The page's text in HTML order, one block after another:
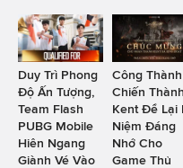
Duy Trì Phong
Độ Ấn Tượng,
Team Flash
PUBG Mobile
Hiên Ngang
Giành Vé Vào
Công Thành
Chiến Thành
Kent Để Lại
Niệm Đáng
Nhớ Cho
Game Thủ